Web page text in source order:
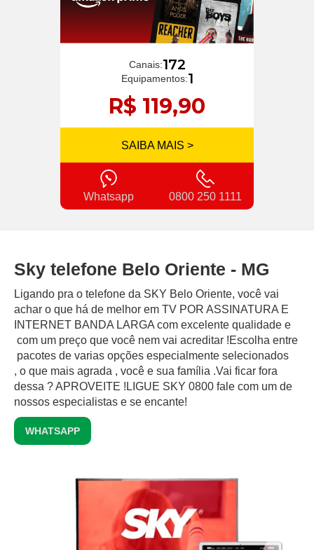
Canais:172
Equipamentos:1
R$ 119,90
SAIBA MAIS >
Whatsapp 0800 250 1111
Sky telefone Belo Oriente - MG
Ligando pra o telefone da SKY Belo Oriente, você vai
achar o que há de melhor em TV POR ASSINATURA E
INTERNET BANDA LARGA com excelente qualidade e
com um preço que você nem vai acreditar !Escolha entre
pacotes de varias opções especialmente selecionados
, o que mais agrada , você e sua família .Vai ficar fora
dessa ? APROVEITE !LIGUE SKY 0800 fale com um de
nossos especialistas e se encante!
WHATSAPP